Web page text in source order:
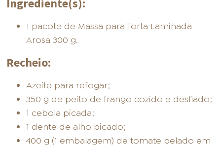
Ingrediente(s):
1 pacote de Massa para Torta Laminada
Arosa 300 g.
Recheio:
Azeite para refogar;
350 g de peito de frango cozido e desfiado;
1 cebola picada;
1 dente de alho picado;
400 g (1 embalagem) de tomate pelado em